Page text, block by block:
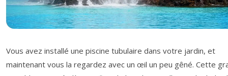
Vous avez installé une piscine tubulaire dans votre jardin, et
maintenant vous la regardez avec un œil un peu gêné. Cette